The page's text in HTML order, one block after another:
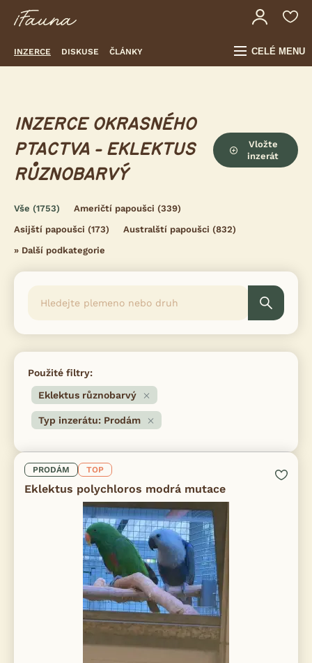
INZERCE DISKUSE ČLÁNKY CELÉ MENU
INZERCE OKRASNÉHO
PTACTVA - EKLEKTUS
RŮZNOBARVÝ
Vložte
inzerát
Vše (1753) Američtí papoušci (339)
Asijští papoušci (173) Australští papoušci (832)
» Další podkategorie
Použité filtry:
Eklektus různobarvý
Typ inzerátu: Prodám
PRODÁM TOP
Eklektus polychloros modrá mutace